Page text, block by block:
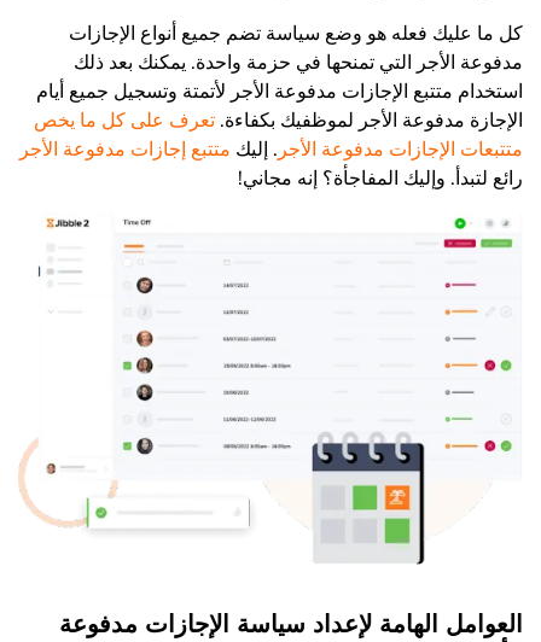
كل ما عليك فعله هو وضع سياسة تضم جميع أنواع الإجازات
مدفوعة الأجر التي تمنحها في حزمة واحدة. يمكنك بعد ذلك
استخدام متتبع الإجازات مدفوعة الأجر لأتمتة وتسجيل جميع أيام
الإجازة مدفوعة الأجر لموظفيك بكفاءة. تعرف على كل ما يخص
متتبعات الإجازات مدفوعة الأجر . إليك متتبع إجازات مدفوعة الأجر
رائع لتبدأ. وإليك المفاجأة؟ إنه مجاني!
العوامل الهامة لإعداد سياسة الإجازات مدفوعة